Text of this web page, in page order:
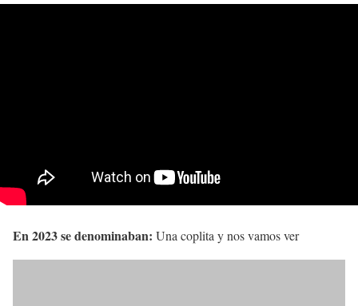
En 2023 se denominaban: Una coplita y nos vamos ver